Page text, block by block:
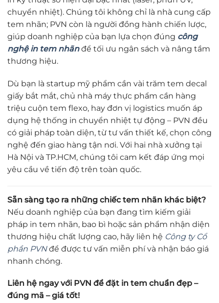
chuyển nhiệt). Chúng tôi không chỉ là nhà cung cấp
tem nhãn; PVN còn là người đồng hành chiến lược,
giúp doanh nghiệp của bạn lựa chọn đúng công
nghệ in tem nhãnđể tối ưu ngân sách và nâng tầm
thương hiệu.
Dù bạn là startup mỹ phẩm cần vài trăm tem decal
giấy bắt mắt, chủ nhà máy thực phẩm cần hàng
triệu cuộn tem flexo, hay đơn vị logistics muốn áp
dụng hệ thống in chuyển nhiệt tự động – PVN đều
có giải pháp toàn diện, từ tư vấn thiết kế, chọn công
nghệ đến giao hàng tận nơi. Với hai nhà xưởng tại
Hà Nội và TP.HCM, chúng tôi cam kết đáp ứng mọi
yêu cầu về tiến độ trên toàn quốc.
Sẵn sàng tạo ra những chiếc tem nhãn khác biệt?
Nếu doanh nghiệp của bạn đang tìm kiếm giải
pháp in tem nhãn, bao bì hoặc sản phẩm nhận diện
thương hiệu chất lượng cao, hãy liên hệ Công ty Cổ
phần PVNđể được tư vấn miễn phí và nhận báo giá
nhanh chóng.
Liên hệ ngay với PVN để đặt in tem chuẩn đẹp –
đúng mã – giá tốt!